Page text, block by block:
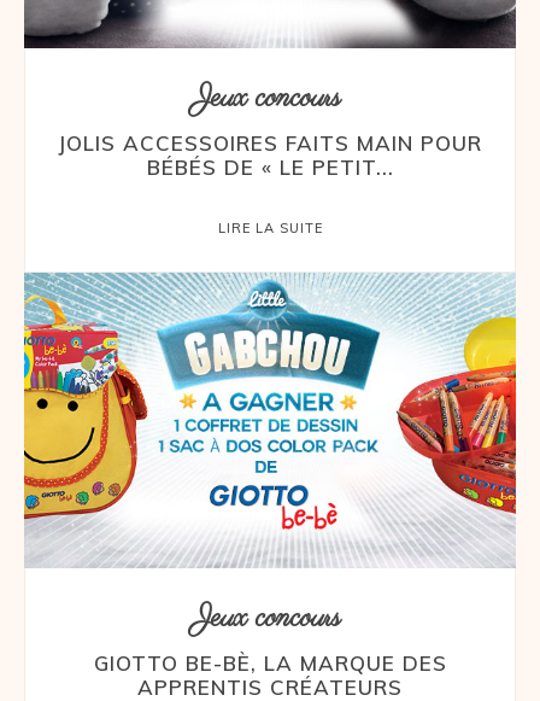
Jeux concours
JOLIS ACCESSOIRES FAITS MAIN POUR
BÉBÉS DE « LE PETIT...
LIRE LA SUITE
Jeux concours
GIOTTO BE-BÈ, LA MARQUE DES
APPRENTIS CRÉATEURS